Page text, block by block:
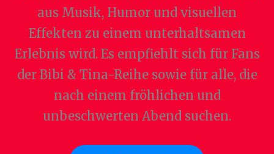
aus Musik, Humor und visuellen
Effekten zu einem unterhaltsamen
Erlebnis wird. Es empfiehlt sich für Fans
der Bibi & Tina-Reihe sowie für alle, die
nach einem fröhlichen und
unbeschwerten Abend suchen.